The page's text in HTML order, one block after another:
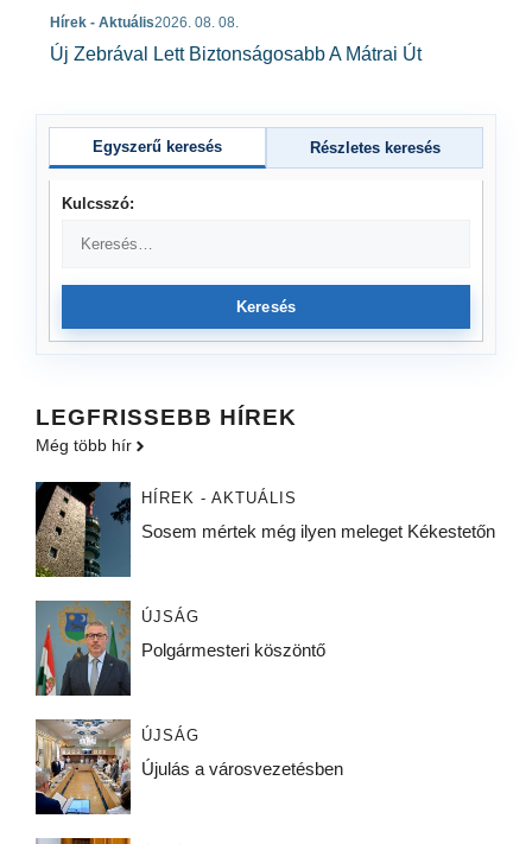
Hírek - Aktuális2026. 08. 08.
Új Zebrával Lett Biztonságosabb A Mátrai Út
Egyszerű keresés Részletes keresés
Kulcsszó:
Keresés
LEGFRISSEBB HÍREK
Még több hír
HÍREK - AKTUÁLIS
Sosem mértek még ilyen meleget Kékestetőn
ÚJSÁG
Polgármesteri köszöntő
ÚJSÁG
Újulás a városvezetésben